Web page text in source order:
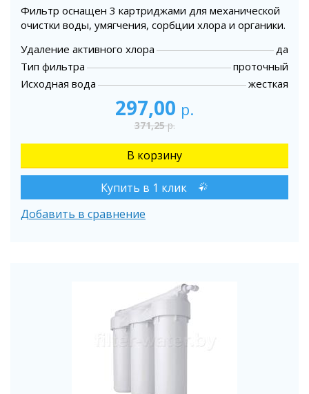
Фильтр оснащен 3 картриджами для механической
очистки воды, умягчения, сорбции хлора и органики.
Удаление активного хлора
да
Тип фильтра
проточный
Исходная вода
жесткая
297,00 р.
371,25р.
Купить в 1 клик
Добавить в сравнение